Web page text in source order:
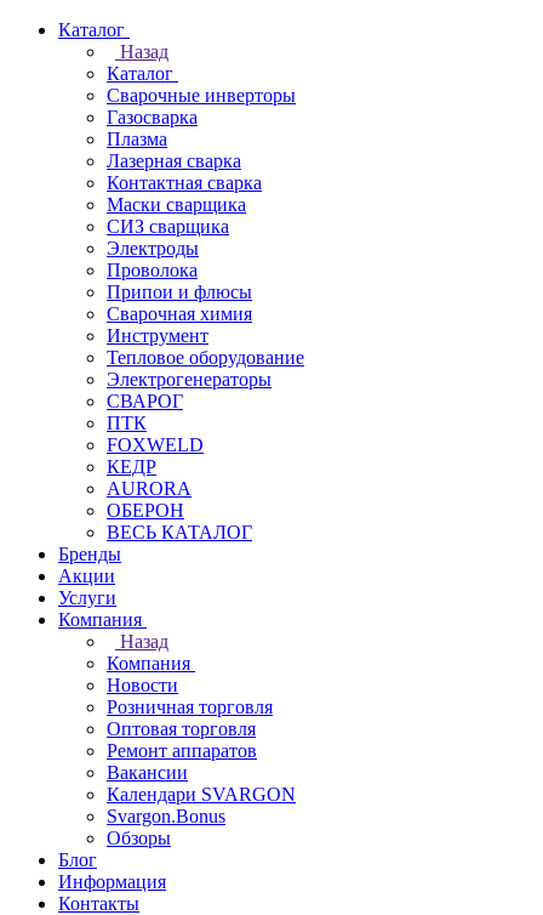
Каталог
Назад
Каталог
Сварочные инверторы
Газосварка
Плазма
Лазерная сварка
Контактная сварка
Маски сварщика
СИЗ сварщика
Электроды
Проволока
Припои и флюсы
Сварочная химия
Инструмент
Тепловое оборудование
Электрогенераторы
СВАРОГ
ПТК
FOXWELD
КЕДР
AURORA
ОБЕРОН
ВЕСЬ КАТАЛОГ
Бренды
Акции
Услуги
Компания
Назад
Компания
Новости
Розничная торговля
Оптовая торговля
Ремонт аппаратов
Вакансии
Календари SVARGON
Svargon.Bonus
Обзоры
Блог
Информация
Контакты